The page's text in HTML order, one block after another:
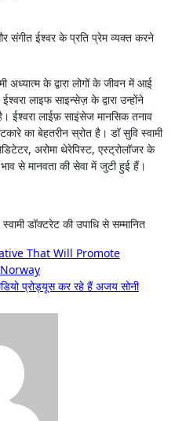
संगीत ईश्वर के प्रति प्रेम व्यक्त करने
अध्यात्म के द्वारा लोगों के जीवन में आई
लाइफ साइन्सेज़ के द्वारा उन्होंने
ईश्वरा लाईफ़ साइंसेज मानसिक तनाव
का बेहतरीन स्रोत है। डॉ सुवि स्वामी
अरोमा थेरेपिस्ट, एस्ट्रोलॉजर के
भाव से मानवता की सेवा में जुटी हुई हैं।
डॉक्टरेट की उपाधि से सम्मानित
That Will Promote
प्रोड्यूस कर रहे हैं अजय सोनी